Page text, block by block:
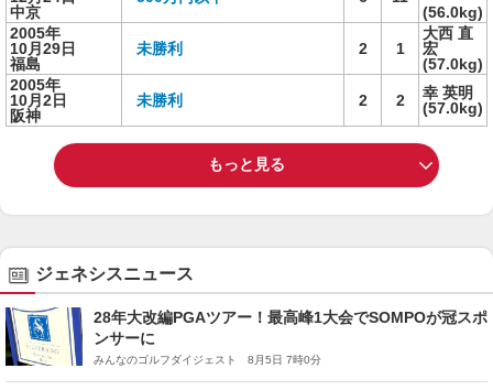
中京
(56.0kg)
2005年
10月29日
福島
未勝利 2 1
大西 直
宏
(57.0kg)
2005年
10月2日
阪神
未勝利 2 2
幸 英明
(57.0kg)
もっと見る
ジェネシスニュース
28年大改編PGAツアー！最高峰1大会でSOMPOが冠スポ
ンサーに
みんなのゴルフダイジェスト 8月5日 7時0分